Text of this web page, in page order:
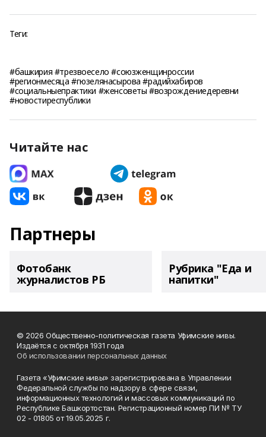
Теги:
#башкирия #трезвоесело #союзженщинроссии
#регионмесяца #гюзелянасырова #радийхабиров
#социальныепрактики #женсоветы #возрождениедеревни
#новостиреспублики
Читайте нас
Партнеры
Фотобанк
журналистов РБ
Рубрика "Еда и
напитки"
© 2026 Общественно-политическая газета Уфимские нивы.
Издаётся с октября 1931 года
Об использовании персональных данных
Газета «Уфимские нивы» зарегистрирована в Управлении
Федеральной службы по надзору в сфере связи,
информационных технологий и массовых коммуникаций по
Республике Башкортостан. Регистрационный номер ПИ № ТУ
02 - 01805 от 19.05.2025 г.